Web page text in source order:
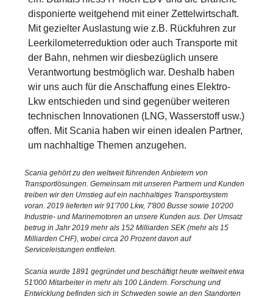
disponierte weitgehend mit einer Zettelwirtschaft.
Mit gezielter Auslastung wie z.B. Rückfuhren zur
Leerkilometerreduktion oder auch Transporte mit
der Bahn, nehmen wir diesbezüglich unsere
Verantwortung bestmöglich war. Deshalb haben
wir uns auch für die Anschaffung eines Elektro-
Lkw entschieden und sind gegenüber weiteren
technischen Innovationen (LNG, Wasserstoff usw.)
offen. Mit Scania haben wir einen idealen Partner,
um nachhaltige Themen anzugehen.
Scania gehört zu den weltweit führenden Anbietern von
Transportlösungen. Gemeinsam mit unseren Partnern und Kunden
treiben wir den Umstieg auf ein nachhaltiges Transportsystem
voran. 2019 lieferten wir 91'700 Lkw, 7'800 Busse sowie 10'200
Industrie- und Marinemotoren an unsere Kunden aus. Der Umsatz
betrug in Jahr 2019 mehr als 152 Milliarden SEK (mehr als 15
Milliarden CHF), wobei circa 20 Prozent davon auf
Serviceleistungen entfielen.
Scania wurde 1891 gegründet und beschäftigt heute weltweit etwa
51'000 Mitarbeiter in mehr als 100 Ländern. Forschung und
Entwicklung befinden sich in Schweden sowie an den Standorten